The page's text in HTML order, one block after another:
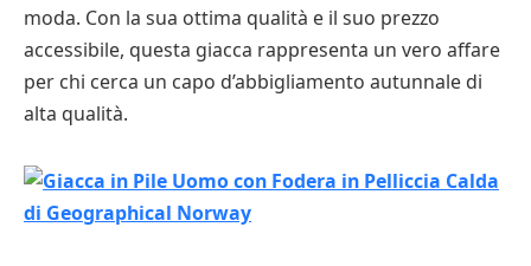
moda. Con la sua ottima qualità e il suo prezzo
accessibile, questa giacca rappresenta un vero affare
per chi cerca un capo d’abbigliamento autunnale di
alta qualità.